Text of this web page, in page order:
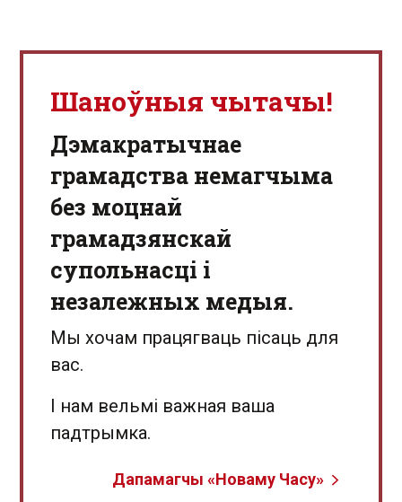
Шаноўныя чытачы!
Дэмакратычнае
грамадства немагчыма
без моцнай
грамадзянскай
супольнасці і
незалежных медыя.
Мы хочам працягваць пісаць для
вас.
І нам вельмі важная ваша
падтрымка.
Дапамагчы «Новаму Часу»